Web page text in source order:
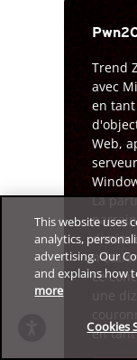
Trend
avec
en
Web,
La
Le
une
en
This website uses
analytics,
advertising. Our
and explains how
more
Cookies